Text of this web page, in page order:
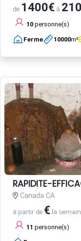
de 1400€ à
10 personne(s)
Ferme 10000m²
RAPIDITE-
Canada CA
à partir de € la
11 personne(s)